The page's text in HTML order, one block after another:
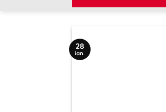
28
ian.